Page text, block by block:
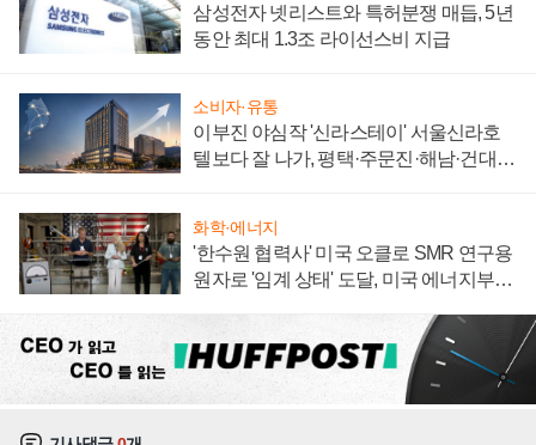
삼성전자 넷리스트와 특허분쟁 매듭, 5년
동안 최대 1.3조 라이선스비 지급
소비자·유통
이부진 야심작 '신라스테이' 서울신라호
텔보다 잘 나가, 평택·주문진·해남·건대로
화학·에너지
'한수원 협력사' 미국 오클로 SMR 연구용
원자로 '임계 상태' 도달, 미국 에너지부